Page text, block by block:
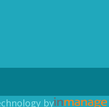
by